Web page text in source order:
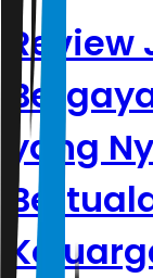
Review
yang